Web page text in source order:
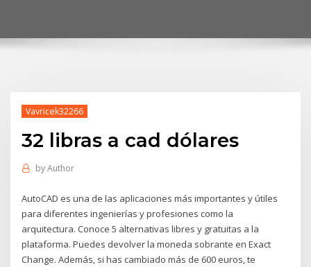
Vavricek32266
32 libras a cad dólares
byAuthor
AutoCAD es una de las aplicaciones más importantes y útiles
para diferentes ingenierías y profesiones como la
arquitectura. Conoce 5 alternativas libres y gratuitas a la
plataforma. Puedes devolver la moneda sobrante en Exact
Change. Además, si has cambiado más de 600 euros, te